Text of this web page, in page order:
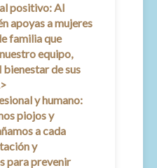
positivo:Al
apoyas a mujeres
familia que
equipo,
de sus
y humano:
piojos y
a cada
y
para prevenir